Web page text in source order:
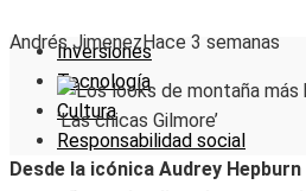
Inversiones
Tecnología
Cultura
Responsabilidad social
Andrés JimenezHace 3 semanas
Desde la icónica Audrey